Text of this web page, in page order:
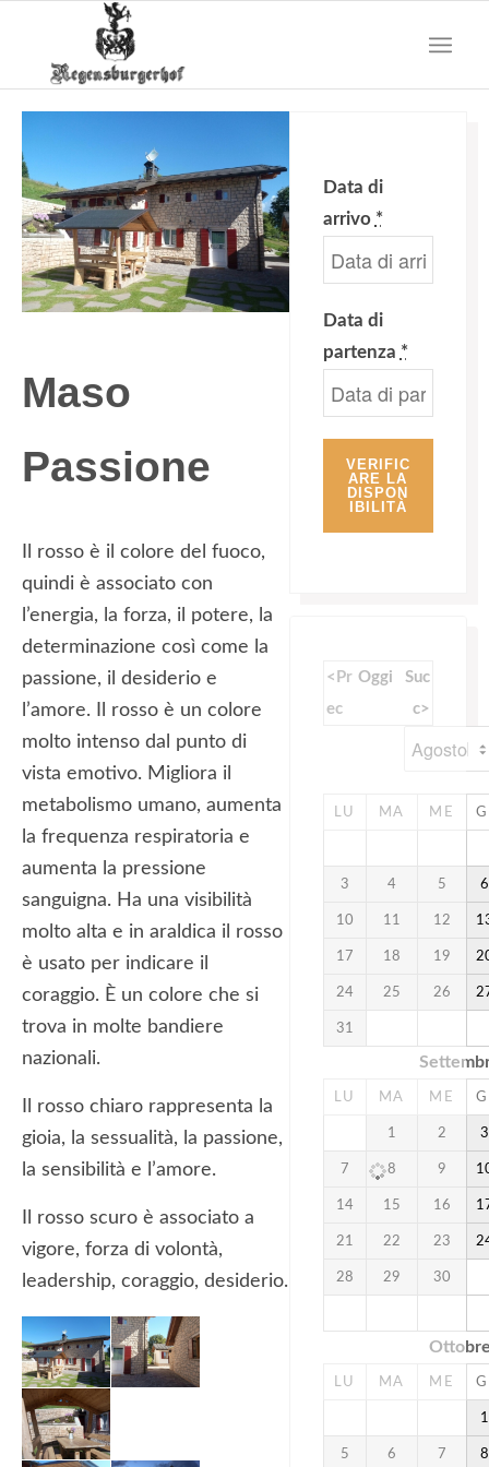
Maso
Passione
Il rosso è il colore del fuoco,
quindi è associato con
l’energia, la forza, il potere, la
determinazione così come la
passione, il desiderio e
l’amore. Il rosso è un colore
molto intenso dal punto di
vista emotivo. Migliora il
metabolismo umano, aumenta
la frequenza respiratoria e
aumenta la pressione
sanguigna. Ha una visibilità
molto alta e in araldica il rosso
è usato per indicare il
coraggio. È un colore che si
trova in molte bandiere
nazionali.
Il rosso chiaro rappresenta la
gioia, la sessualità, la passione,
la sensibilità e l’amore.
Il rosso scuro è associato a
vigore, forza di volontà,
leadership, coraggio, desiderio.
Data di
arrivo *
Data di
partenza *
<Pr
ec
Oggi
Suc
c>
LU MA ME
3 4 5 6
10 11 12
17 18 19
24 25 26
31
LU MA ME
1 2 3
7 8 9
14 15 16
21 22 23
28 29 30
LU MA ME
1
5 6 7 8